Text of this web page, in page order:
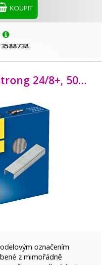
KOUPIT
3588738
24/8+, 5000 ks
označením
z mimořádně